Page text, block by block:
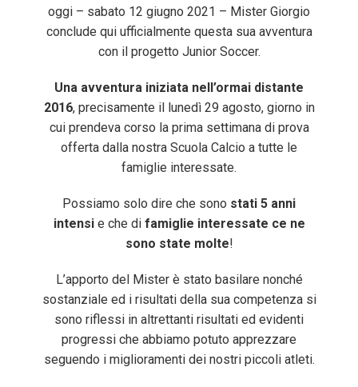
oggi – sabato 12 giugno 2021 – Mister Giorgio
conclude qui ufficialmente questa sua avventura
con il progetto Junior Soccer.
Una avventura iniziata nell’ormai distante
2016, precisamente il lunedì 29 agosto, giorno in
cui prendeva corso la prima settimana di prova
offerta dalla nostra Scuola Calcio a tutte le
famiglie interessate.
Possiamo solo dire che sono stati 5 anni
intensie che di famiglie interessate ce ne
sono state molte!
L’apporto del Mister è stato basilare nonché
sostanziale ed i risultati della sua competenza si
sono riflessi in altrettanti risultati ed evidenti
progressi che abbiamo potuto apprezzare
seguendo i miglioramenti dei nostri piccoli atleti.